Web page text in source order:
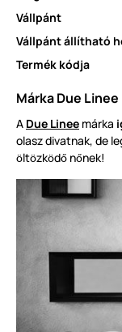
Vállpánt
Vállpánt állítható
Termék kódja
Márka Due Linee
A Due Linee márka
olasz divatnak, de
öltözködő nőnek!